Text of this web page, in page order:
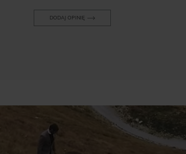
DODAJ OPINIĘ